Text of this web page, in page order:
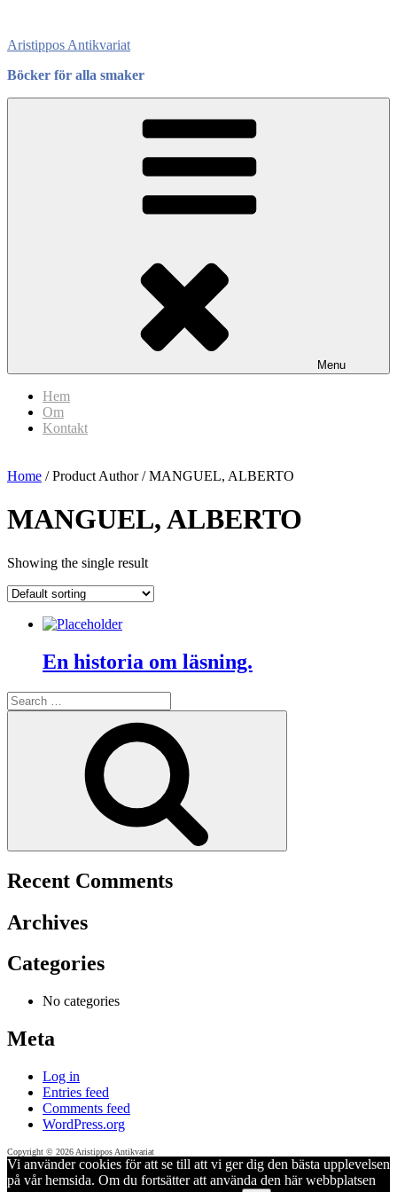
content
Aristippos Antikvariat
Böcker för alla smaker
Menu
Hem
Om
Kontakt
Home / Product Author / MANGUEL, ALBERTO
MANGUEL, ALBERTO
Showing the single result
En historia om läsning.
Search
for:
Recent Comments
Archives
Categories
No categories
Meta
Log in
Entries feed
Comments feed
WordPress.org
Copyright © 2026 Aristippos Antikvariat
Vi använder cookies för att se till att vi ger dig den bästa upplevelsen
på vår hemsida. Om du fortsätter att använda den här webbplatsen